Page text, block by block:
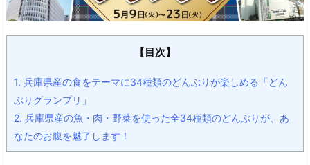
【目次】
1. 兵庫県産の食をテーマに34種類のどんぶりが楽しめる「どん
ぶりグランプリ」
2. 兵庫県産の魚・肉・野菜を使った全34種類のどんぶりが、あ
なたのお腹を魅了します！